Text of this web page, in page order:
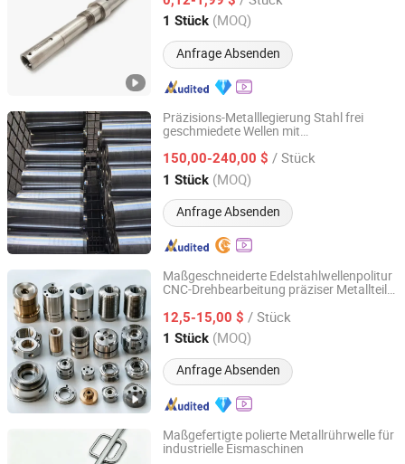
1 Stück (MOQ)
Anfrage Absenden
Guangdong, China Seit 2021
Präzisions-Metalllegierung Stahl frei
geschmiedete Wellen mit
150,00-240,00 $ / Stück
1 Stück (MOQ)
Anfrage Absenden
Anshan Metal Co., Ltd.
Liaoning, China Seit 2023
Maßgeschneiderte Edelstahlwellenpolitur
CNC-Drehbearbeitung präziser Metallteile
12,5-15,00 $ / Stück
1 Stück (MOQ)
Anfrage Absenden
Jiangmen Haode Precision Manufacturing Co., Ltd.
Guangdong, China Seit 2025
Maßgefertigte polierte Metallrührwelle für
industrielle Eismaschinen
Foshan Lonye Technology Co., Ltd.